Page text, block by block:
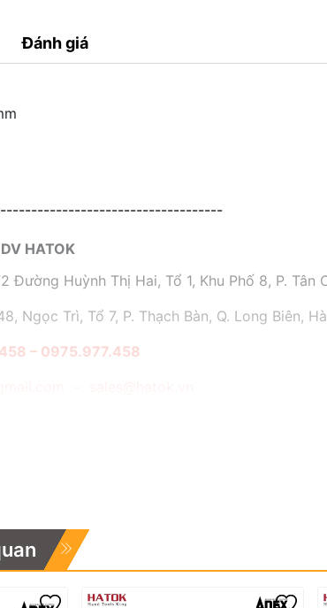
Đánh giá
HATOK
Đường Huỳnh Thị Hai, Tổ 1, Khu Phố 8, P. Tân
Ngọc Trì, Tổ 7, P. Thạch Bàn, Q. Long Biên,
– 0975.977.458